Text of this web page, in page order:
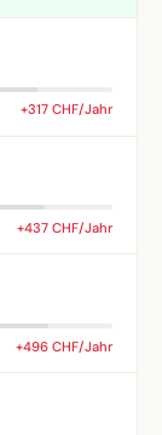
+317 CHF/Jahr
+437 CHF/Jahr
+496 CHF/Jahr